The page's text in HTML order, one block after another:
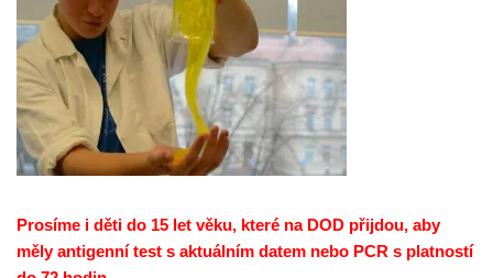
Prosíme i děti do 15 let věku, které na DOD přijdou, aby
měly antigenní test s aktuálním datem nebo PCR s platností